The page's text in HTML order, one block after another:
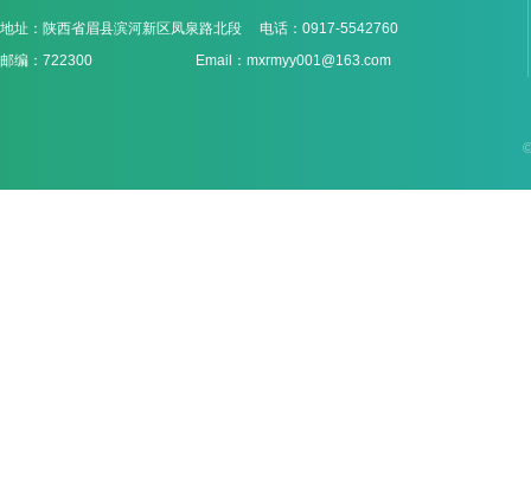
地址：陕西省眉县滨河新区凤泉路北段 电话：0917-5542760
邮编：722300 Email：mxrmyy001@163.com